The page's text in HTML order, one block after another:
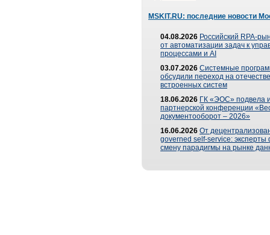
MSKIT.RU: последние новости
04.08.2026 Российский RPA-
от автоматизации задач к
процессами и AI
03.07.2026 Системные
обсудили переход на
встроенных систем
18.06.2026 ГК «ЭОС» подвела
партнерской конференции
документооборот – 2026»
16.06.2026 От
governed self-service: эксперты
смену парадигмы на рынке